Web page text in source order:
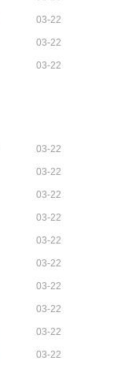
03-22
03-22
03-22
03-22
03-22
03-22
03-22
03-22
03-22
03-22
03-22
03-22
03-22